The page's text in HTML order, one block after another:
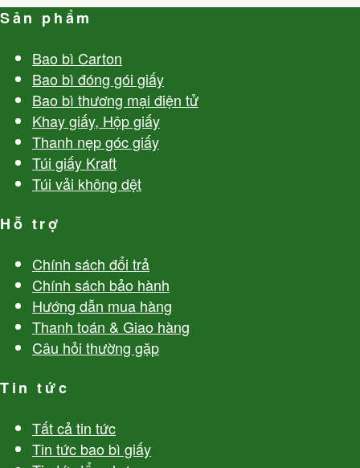
Sản phẩm
Bao bì Carton
Bao bì đóng gói giấy
Bao bì thương mại điện tử
Khay giấy, Hộp giấy
Thanh nẹp góc giấy
Túi giấy Kraft
Túi vải không dệt
Hỗ trợ
Chính sách đổi trả
Chính sách bảo hành
Hướng dẫn mua hàng
Thanh toán & Giao hàng
Câu hỏi thường gặp
Tin tức
Tất cả tin tức
Tin tức bao bì giấy